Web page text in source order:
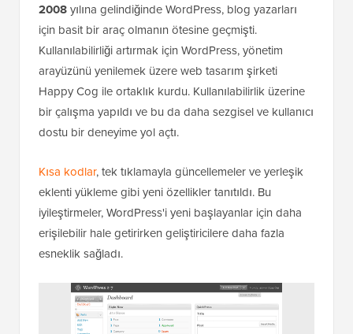
2008yılına gelindiğinde WordPress, blog yazarları
için basit bir araç olmanın ötesine geçmişti.
Kullanılabilirliği artırmak için WordPress, yönetim
arayüzünü yenilemek üzere web tasarım şirketi
Happy Cog ile ortaklık kurdu. Kullanılabilirlik üzerine
bir çalışma yapıldı ve bu da daha sezgisel ve kullanıcı
dostu bir deneyime yol açtı.
Kısa kodlar, tek tıklamayla güncellemeler ve yerleşik
eklenti yükleme gibi yeni özellikler tanıtıldı. Bu
iyileştirmeler, WordPress'i yeni başlayanlar için daha
erişilebilir hale getirirken geliştiricilere daha fazla
esneklik sağladı.